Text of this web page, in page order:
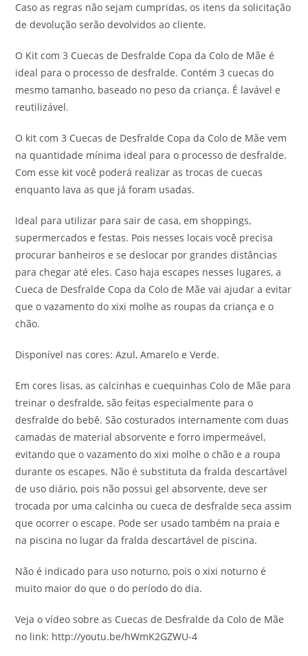
Caso as regras não sejam cumpridas, os itens da solicitação
de devolução serão devolvidos ao cliente.
O Kit com 3 Cuecas de Desfralde Copa da Colo de Mãe é
ideal para o processo de desfralde. Contém 3 cuecas do
mesmo tamanho, baseado no peso da criança. É lavável e
reutilizável.
O kit com 3 Cuecas de Desfralde Copa da Colo de Mãe vem
na quantidade mínima ideal para o processo de desfralde.
Com esse kit você poderá realizar as trocas de cuecas
enquanto lava as que já foram usadas.
Ideal para utilizar para sair de casa, em shoppings,
supermercados e festas. Pois nesses locais você precisa
procurar banheiros e se deslocar por grandes distâncias
para chegar até eles. Caso haja escapes nesses lugares, a
Cueca de Desfralde Copa da Colo de Mãe vai ajudar a evitar
que o vazamento do xixi molhe as roupas da criança e o
chão.
Disponível nas cores: Azul, Amarelo e Verde.
Em cores lisas, as calcinhas e cuequinhas Colo de Mãe para
treinar o desfralde, são feitas especialmente para o
desfralde do bebê. São costurados internamente com duas
camadas de material absorvente e forro impermeável,
evitando que o vazamento do xixi molhe o chão e a roupa
durante os escapes. Não é substituta da fralda descartável
de uso diário, pois não possui gel absorvente, deve ser
trocada por uma calcinha ou cueca de desfralde seca assim
que ocorrer o escape. Pode ser usado também na praia e
na piscina no lugar da fralda descartável de piscina.
Não é indicado para uso noturno, pois o xixi noturno é
muito maior do que o do período do dia.
Veja o vídeo sobre as Cuecas de Desfralde da Colo de Mãe
no link: http://youtu.be/hWmK2GZWU-4